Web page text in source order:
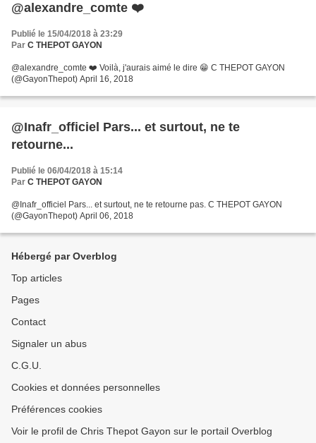
@alexandre_comte ❤️
Publié le 15/04/2018 à 23:29
Par C THEPOT GAYON
@alexandre_comte ❤️ Voilà, j'aurais aimé le dire 😁 C THEPOT GAYON
(@GayonThepot) April 16, 2018
@Inafr_officiel Pars... et surtout, ne te
retourne...
Publié le 06/04/2018 à 15:14
Par C THEPOT GAYON
@Inafr_officiel Pars... et surtout, ne te retourne pas. C THEPOT GAYON
(@GayonThepot) April 06, 2018
Hébergé par Overblog
Top articles
Pages
Contact
Signaler un abus
C.G.U.
Cookies et données personnelles
Préférences cookies
Voir le profil de Chris Thepot Gayon sur le portail Overblog